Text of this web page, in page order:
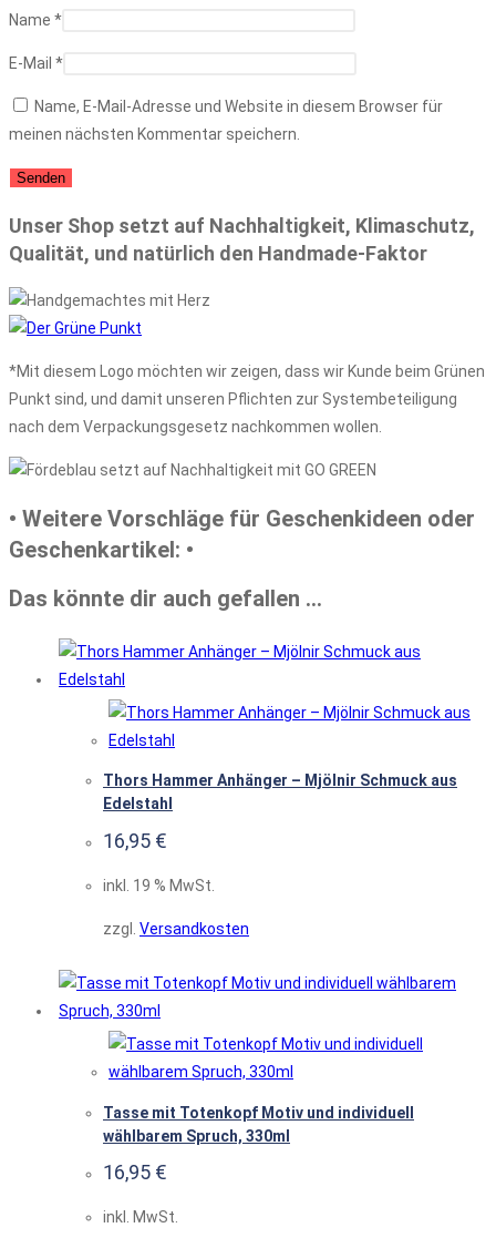
Name *
E-Mail *
Name, E-Mail-Adresse und Website in diesem Browser für
meinen nächsten Kommentar speichern.
Unser Shop setzt auf Nachhaltigkeit, Klimaschutz,
Qualität, und natürlich den Handmade-Faktor
*Mit diesem Logo möchten wir zeigen, dass wir Kunde beim Grünen
Punkt sind, und damit unseren Pflichten zur Systembeteiligung
nach dem Verpackungsgesetz nachkommen wollen.
• Weitere Vorschläge für Geschenkideen oder
Geschenkartikel: •
Das könnte dir auch gefallen …
Thors Hammer Anhänger – Mjölnir Schmuck aus
Edelstahl
16,95 €
inkl. 19 % MwSt.
zzgl. Versandkosten
Tasse mit Totenkopf Motiv und individuell
wählbarem Spruch, 330ml
16,95 €
inkl. MwSt.